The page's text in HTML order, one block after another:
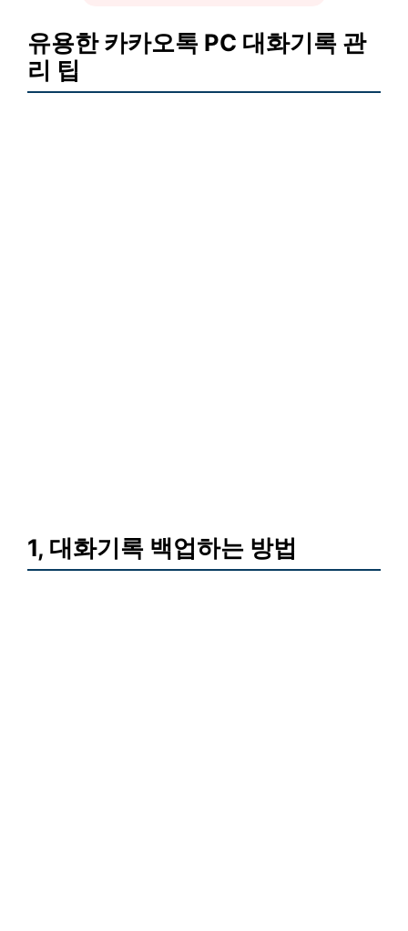
유용한 카카오톡 PC 대화기록 관
리 팁
1, 대화기록 백업하는 방법